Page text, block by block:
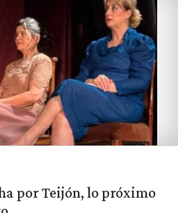
por Teijón, lo próximo